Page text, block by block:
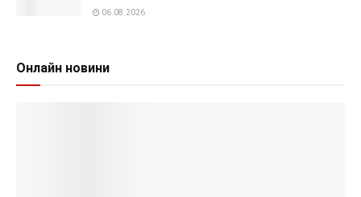
06.08.2026
Онлайн новини